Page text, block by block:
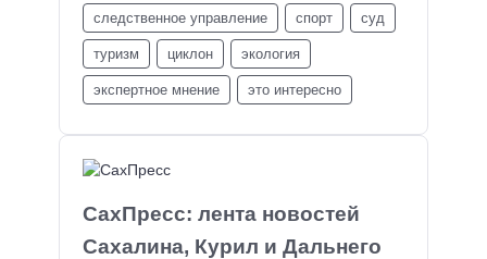
СахПресс: лента новостей
Сахалина, Курил и Дальнего
следственное управление спорт суд
туризм циклон экология
экспертное мнение это интересно